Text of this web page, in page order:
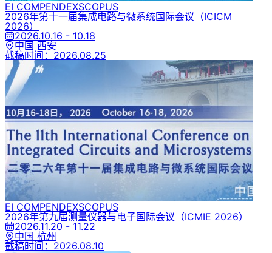
EI COMPENDEXSCOPUS
2026年第十一届集成电路与微系统国际会议 （ICICM
2026）
2026.10.16 - 10.18
中国 西安
截稿时间： 2026.08.25
EI COMPENDEXSCOPUS
2026年第九届测量仪器与电子国际会议 （ICMIE 2026）
2026.11.20 - 11.22
中国 杭州
截稿时间： 2026.08.10